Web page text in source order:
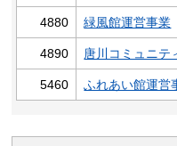
4880 緑風館運営事業
4890 唐川コミュニテ
5460 ふれあい館運営